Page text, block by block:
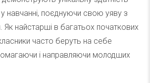
у навчанні, поєднуючи свою уяву з
Як найстарші в багатьох початкових
часто беруть на себе
і направляючи молодших